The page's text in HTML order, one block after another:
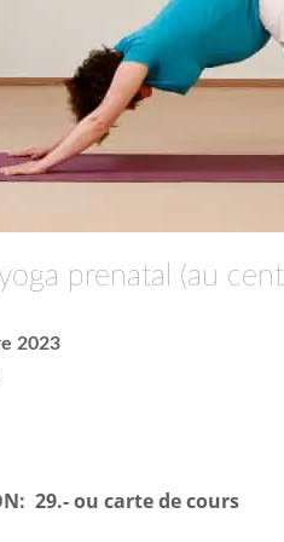
prenatal (au
2023
29.- ou carte de cours